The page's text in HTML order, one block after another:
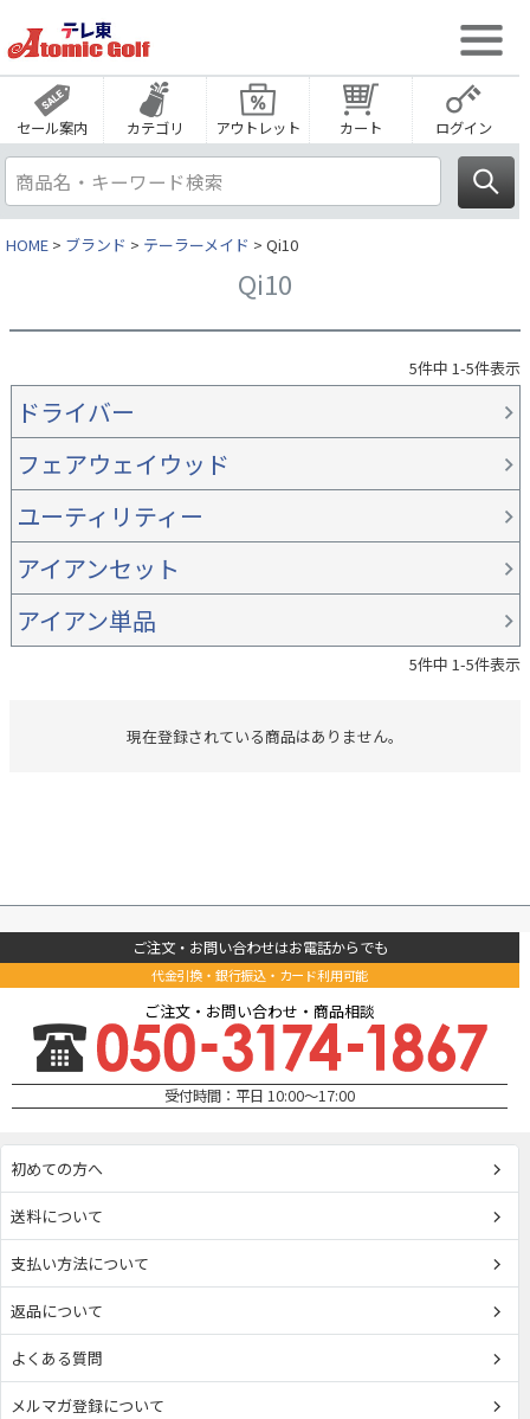
セール案内 カテゴリ アウトレット カート ログイン
HOME ブランド テーラーメイド Qi10
Qi10
5件中 1-5件表示
ドライバー
フェアウェイウッド
ユーティリティー
アイアンセット
アイアン単品
5件中 1-5件表示
現在登録されている商品はありません。
ご注文・お問い合わせはお電話からでも
代金引換・銀行振込・カード利用可能
ご注文・お問い合わせ・商品相談
受付時間：平日 10:00～17:00
初めての方へ
送料について
支払い方法について
返品について
よくある質問
メルマガ登録について